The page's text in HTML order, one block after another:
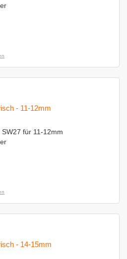
- 11-12mm
für 11-12mm
- 14-15mm